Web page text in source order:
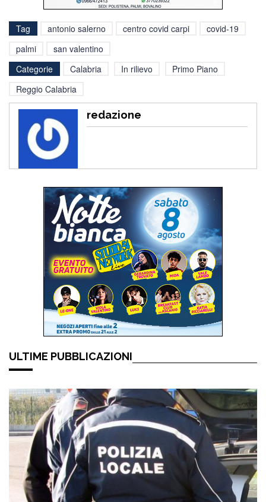
Tag antonio salerno centro covid carpi
covid-19
palmi
san valentino
Categorie
Calabria In rilievo
Primo Piano
Reggio Calabria
redazione
ULTIME PUBBLICAZIONI